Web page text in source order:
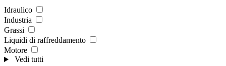
Idraulico
Industria
Grassi
Liquidi di raffreddamento
Motore
Vedi tutti